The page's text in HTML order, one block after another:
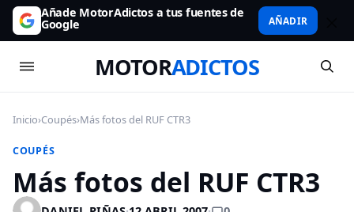
Añade MotorAdictos a tus fuentes de
Google AÑADIR
MOTORADICTOS
Inicio›Coupés›Más fotos del RUF CTR3
COUPÉS
Más fotos del RUF CTR3